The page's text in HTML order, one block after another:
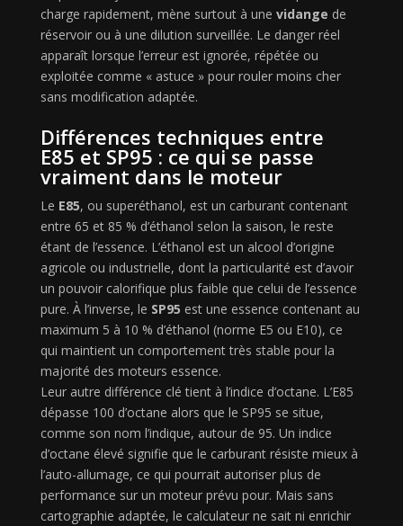
charge rapidement, mène surtout à une vidange de
réservoir ou à une dilution surveillée. Le danger réel
apparaît lorsque l’erreur est ignorée, répétée ou
exploitée comme « astuce » pour rouler moins cher
sans modification adaptée.
Différences techniques entre
E85 et SP95 : ce qui se passe
vraiment dans le moteur
Le E85, ou superéthanol, est un carburant contenant
entre 65 et 85 % d’éthanol selon la saison, le reste
étant de l’essence. L’éthanol est un alcool d’origine
agricole ou industrielle, dont la particularité est d’avoir
un pouvoir calorifique plus faible que celui de l’essence
pure. À l’inverse, le SP95 est une essence contenant au
maximum 5 à 10 % d’éthanol (norme E5 ou E10), ce
qui maintient un comportement très stable pour la
majorité des moteurs essence.
Leur autre différence clé tient à l’indice d’octane. L’E85
dépasse 100 d’octane alors que le SP95 se situe,
comme son nom l’indique, autour de 95. Un indice
d’octane élevé signifie que le carburant résiste mieux à
l’auto-allumage, ce qui pourrait autoriser plus de
performance sur un moteur prévu pour. Mais sans
cartographie adaptée, le calculateur ne sait ni enrichir